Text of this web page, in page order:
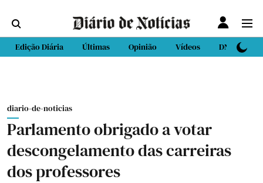
Edição Diária Últimas Opinião Vídeos DN Sport
diario-de-noticias
Parlamento obrigado a votar
descongelamento das carreiras
dos professores